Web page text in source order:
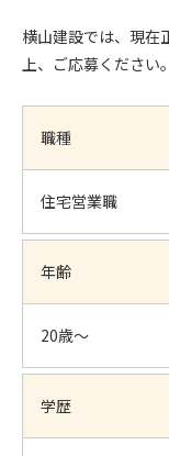
横山建設では、現在
上、ご応募ください。
職種
住宅営業職
年齢
20歳～
学歴